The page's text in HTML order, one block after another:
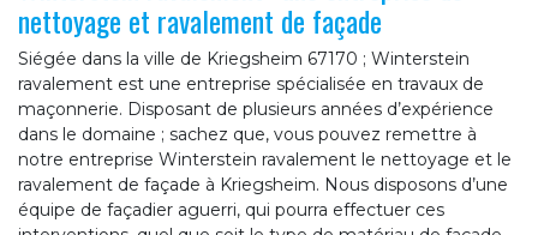
nettoyage et ravalement de façade
Siégée dans la ville de Kriegsheim 67170 ; Winterstein
ravalement est une entreprise spécialisée en travaux de
maçonnerie. Disposant de plusieurs années d’expérience
dans le domaine ; sachez que, vous pouvez remettre à
notre entreprise Winterstein ravalement le nettoyage et le
ravalement de façade à Kriegsheim. Nous disposons d’une
équipe de façadier aguerri, qui pourra effectuer ces